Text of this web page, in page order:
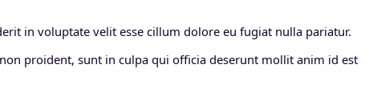
in voluptate velit esse cillum dolore eu fugiat nulla pariatur.
proident, sunt in culpa qui officia deserunt mollit anim id est